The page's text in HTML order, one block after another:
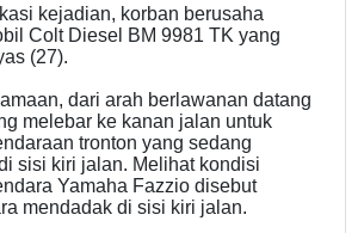
kejadian, korban berusaha
Colt Diesel BM 9981 TK yang
(27).
dari arah berlawanan datang
melebar ke kanan jalan untuk
tronton yang sedang
sisi kiri jalan. Melihat kondisi
Yamaha Fazzio disebut
mendadak di sisi kiri jalan.